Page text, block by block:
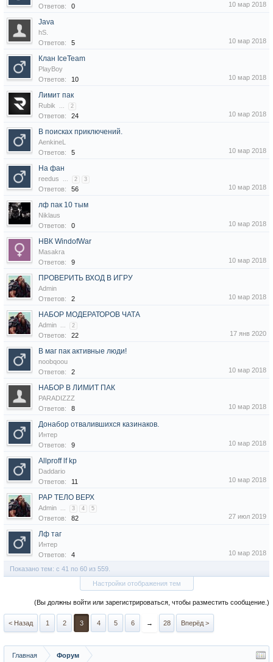
Ответов:
0 10 мар 2018
Java
hS.
Ответов:
5 10 мар 2018
Клан IceTeam
PlayBoy
Ответов:
10 10 мар 2018
Лимит пак
Rubik ... 2
Ответов: 24 10 мар 2018
В поисках приключений.
AenkineL
Ответов:
5 10 мар 2018
На фан
reedus ... 2 3
Ответов: 56 10 мар 2018
лф пак 10 тым
Niklaus
Ответов:
0 10 мар 2018
НВК WindofWar
Masakra
Ответов:
9 10 мар 2018
ПРОВЕРИТЬ ВХОД В ИГРУ
Admin
Ответов:
2 10 мар 2018
НАБОР МОДЕРАТОРОВ ЧАТА
Admin ... 2
Ответов: 22 17 янв 2020
В маг пак активные люди!
noobqoou
Ответов:
2 10 мар 2018
НАБОР В ЛИМИТ ПАК
PARADIZZZ
Ответов:
8 10 мар 2018
Донабор отвалившихся казинаков.
Интер
Ответов:
9 10 мар 2018
Allproff lf kp
Daddario
Ответов:
11 10 мар 2018
РАР ТЕЛО ВЕРХ
Admin ... 3 4 5
Ответов: 82 27 июл 2019
Лф таг
Интер
Ответов:
4 10 мар 2018
Показано тем: с 41 по 60 из 559.
Настройки отображения тем
(Вы должны войти или зарегистрироваться, чтобы разместить сообщение.)
< Назад 1 2 3 4 5 6 → 28 Вперёд >
Главная Форум